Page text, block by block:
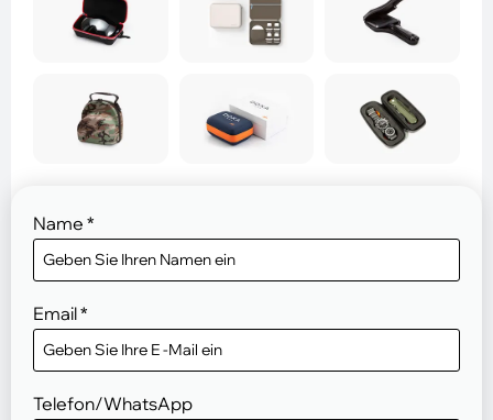
Name *
Email*
Telefon/WhatsApp